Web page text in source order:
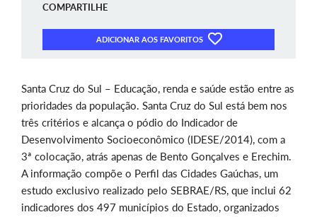
COMPARTILHE
ADICIONAR AOS FAVORITOS
Santa Cruz do Sul – Educação, renda e saúde estão entre as
prioridades da população. Santa Cruz do Sul está bem nos
três critérios e alcança o pódio do Indicador de
Desenvolvimento Socioeconômico (IDESE/2014), com a
3ª colocação, atrás apenas de Bento Gonçalves e Erechim.
A informação compõe o Perfil das Cidades Gaúchas, um
estudo exclusivo realizado pelo SEBRAE/RS, que inclui 62
indicadores dos 497 municípios do Estado, organizados